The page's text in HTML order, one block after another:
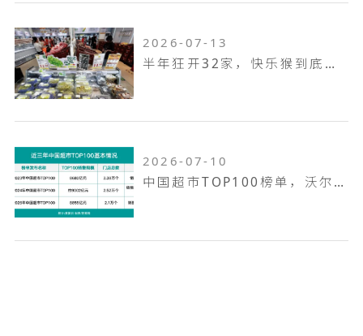
2026-07-13
半年狂开32家，快乐猴到底是家什么样的门店
2026-07-10
中国超市TOP100榜单，沃尔玛何以越跑越远